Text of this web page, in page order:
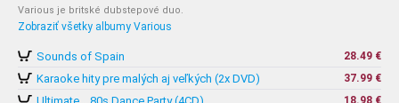
Various je britské dubstepové duo.
Zobraziť všetky albumy Various
Sounds of Spain 28.49 €
Karaoke hity pre malých aj veľkých (2x DVD) 37.99 €
18.98 €